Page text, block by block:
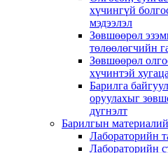
хүчингүй
мэдээлэл
Зөвшөөрөл
төлөөлөгчийн
Зөвшөөрөл
хүчинтэй
Барилга
оруулахыг
дүгнэлт
Барилгын
Лабораторийн
Лабораторийн